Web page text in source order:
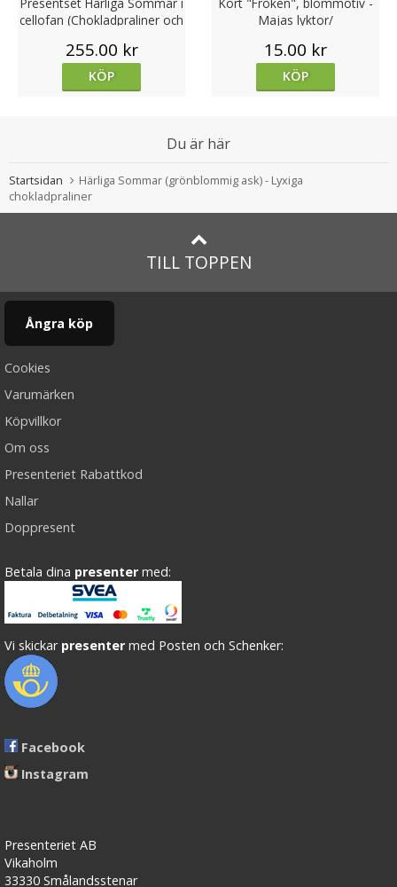
cellofan (Chokladpraliner och
255.00 kr
KÖP
Majas lyktor/
15.00 kr
KÖP
Du är här
Startsidan
Härliga Sommar (grönblommig ask) - Lyxiga
chokladpraliner
TILL TOPPEN
Ångra köp
Cookies
Varumärken
Köpvillkor
Om oss
Presenteriet Rabattkod
Nallar
Doppresent
Betala dina presenter med:
Vi skickar presenter med Posten och Schenker:
Facebook
Instagram
Presenteriet AB
Vikaholm
33330 Smålandsstenar